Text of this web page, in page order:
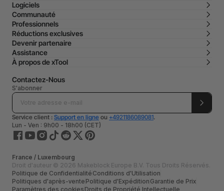
Logiciels
Communauté
Professionnels
Réductions exclusives
Devenir partenaire
Assistance
À propos de xTool
Contactez-Nous
S'abonner
Service client : Support en ligne ou +4921186089081.
Lun - Ven : 9h00 - 18h00 (CET)
France / Luxembourg
Droit d'auteur © 2026 Makeblock Europe B.V. Tous Droits Réservés.
Politique de Confidentialité Conditions d'Utilisation
Politiques d'après-vente Politique d'Expédition Garantie de Prix
Paramètres des cookies Droits de Propriété Intellectuelle